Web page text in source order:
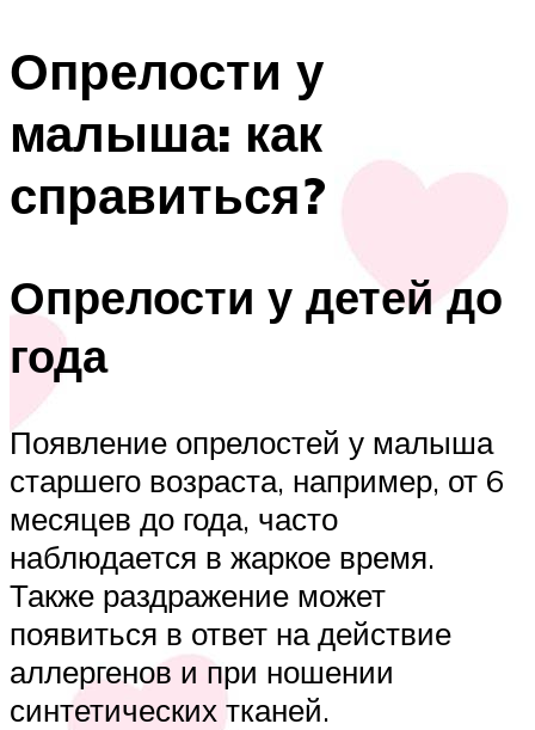
Опрелости у
малыша: как
справиться?
Опрелости у детей до
года
Появление опрелостей у малыша
старшего возраста, например, от 6
месяцев до года, часто
наблюдается в жаркое время.
Также раздражение может
появиться в ответ на действие
аллергенов и при ношении
синтетических тканей.